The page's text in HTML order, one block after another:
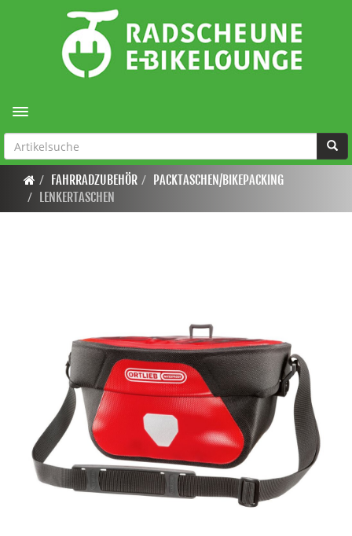
Toggle navigation
FAHRRADZUBEHÖR
PACKTASCHEN/BIKEPACKING
LENKERTASCHEN